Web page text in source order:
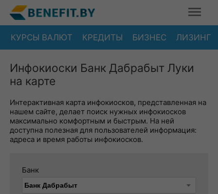
КУРСЫ ВАЛЮТ КРЕДИТЫ БИЗНЕС ЛИЗИНГ
Инфокиоски Банк Дабрабыт Луки
на карте
Интерактивная карта инфокиосков, представленная на
нашем сайте, делает поиск нужных инфокиосков
максимально комфортным и быстрым. На ней
доступна полезная для пользователей информация:
адреса и время работы инфокиосков.
Банк